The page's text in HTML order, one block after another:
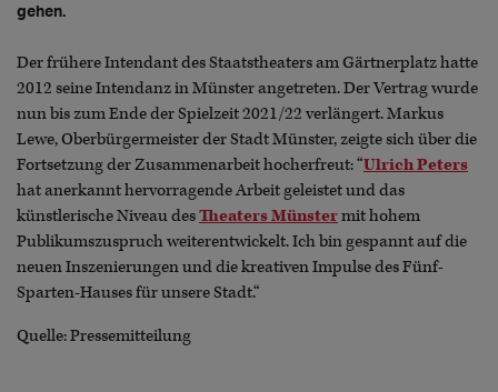
gehen.
Der frühere Intendant des Staatstheaters am Gärtnerplatz hatte
2012 seine Intendanz in Münster angetreten. Der Vertrag wurde
nun bis zum Ende der Spielzeit 2021/22 verlängert. Markus
Lewe, Oberbürgermeister der Stadt Münster, zeigte sich über die
Fortsetzung der Zusammenarbeit hocherfreut: “Ulrich Peters
hat anerkannt hervorragende Arbeit geleistet und das
künstlerische Niveau desTheaters Münstermit hohem
Publikumszuspruch weiterentwickelt. Ich bin gespannt auf die
neuen Inszenierungen und die kreativen Impulse des Fünf-
Sparten-Hauses für unsere Stadt.“
Quelle: Pressemitteilung